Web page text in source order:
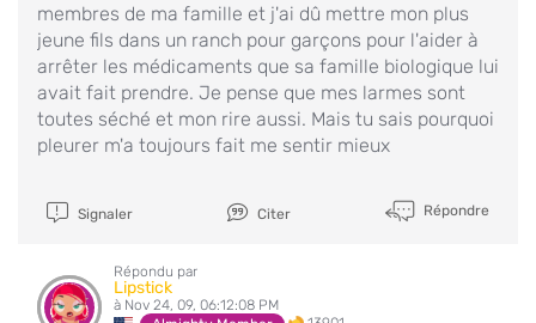
membres de ma famille et j'ai dû mettre mon plus
jeune fils dans un ranch pour garçons pour l'aider à
arrêter les médicaments que sa famille biologique lui
avait fait prendre. Je pense que mes larmes sont
toutes séché et mon rire aussi. Mais tu sais pourquoi
pleurer m'a toujours fait me sentir mieux
Signaler Citer Répondre
Répondu par
Lipstick
à Nov 24, 09, 06:12:08 PM